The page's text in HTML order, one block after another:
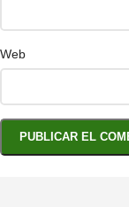
Web